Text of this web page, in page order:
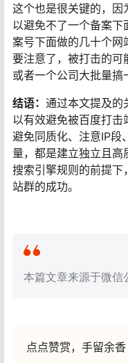
这个也是很关键的，因
以避免不了一个备案
案号下面做的几十个网
要注意了，被打击的可
或者一个公司大批量搞
结语： 通过本文提及的
以有效避免被百度打击
避免同质化、注意IP段
量，都是建立独立且
搜索引擎规则的前提下
站群的成功。
本篇文章来源于微信
点点赞赏，手留余香